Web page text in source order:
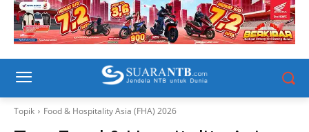
Topik Food & Hospitality Asia (FHA) 2026